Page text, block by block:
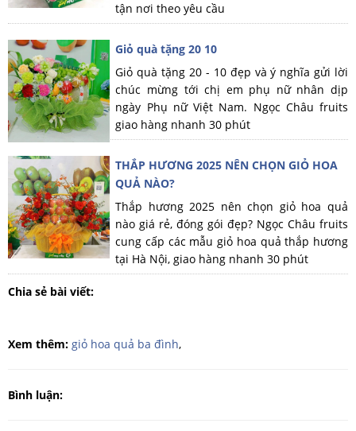
tận nơi theo yêu cầu
Giỏ quà tặng 20 10
Giỏ quà tặng 20 - 10 đẹp và ý nghĩa gửi lời
chúc mừng tới chị em phụ nữ nhân dịp
ngày Phụ nữ Việt Nam. Ngọc Châu fruits
giao hàng nhanh 30 phút
THẮP HƯƠNG 2025 NÊN CHỌN GIỎ HOA
QUẢ NÀO?
Thắp hương 2025 nên chọn giỏ hoa quả
nào giá rẻ, đóng gói đẹp? Ngọc Châu fruits
cung cấp các mẫu giỏ hoa quả thắp hương
tại Hà Nội, giao hàng nhanh 30 phút
Chia sẻ bài viết:
Xem thêm: giỏ hoa quả ba đình,
Bình luận: